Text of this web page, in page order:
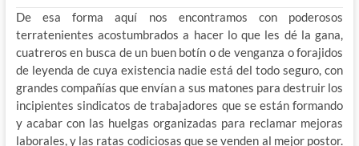
De esa forma aquí nos encontramos con poderosos
terratenientes acostumbrados a hacer lo que les dé la gana,
cuatreros en busca de un buen botín o de venganza o forajidos
de leyenda de cuya existencia nadie está del todo seguro, con
grandes compañías que envían a sus matones para destruir los
incipientes sindicatos de trabajadores que se están formando
y acabar con las huelgas organizadas para reclamar mejoras
laborales, y las ratas codiciosas que se venden al mejor postor.